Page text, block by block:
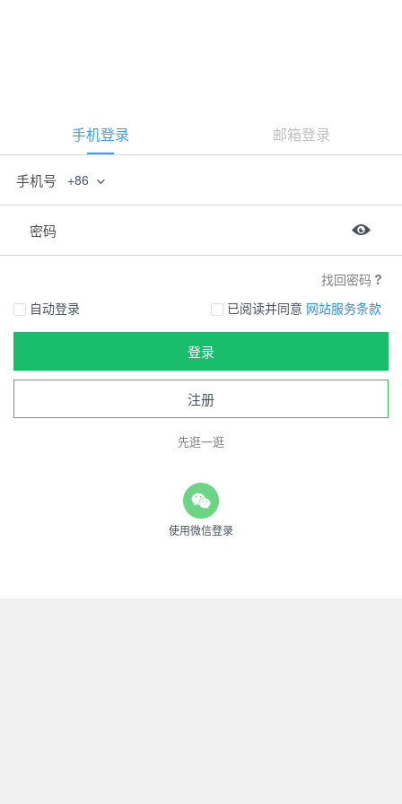
手机登录 邮箱登录
手机号 +86
密码
找回密码
自动登录
已阅读并同意 网站服务条款
登录
注册
先逛一逛
使用微信登录